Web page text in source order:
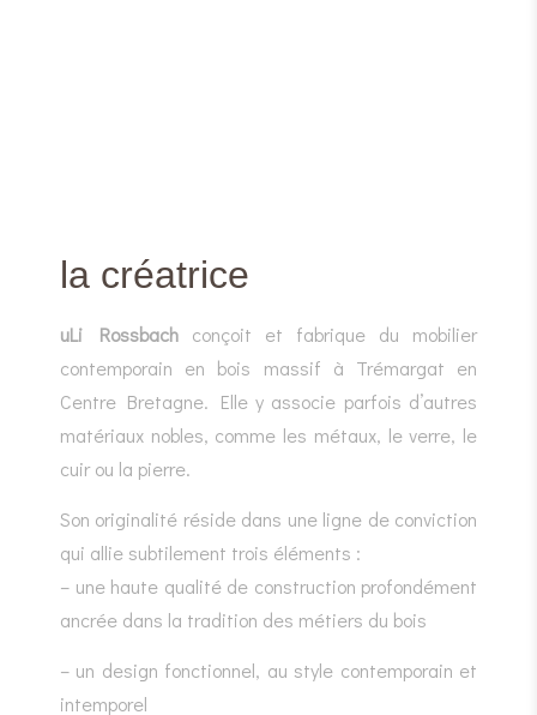
la créatrice
uLi Rossbach conçoit et fabrique du mobilier
contemporain en bois massif à Trémargat en
Centre Bretagne. Elle y associe parfois d’autres
matériaux nobles, comme les métaux, le verre, le
cuir ou la pierre.
Son originalité réside dans une ligne de conviction
qui allie subtilement trois éléments :
– une haute qualité de construction profondément
ancrée dans la tradition des métiers du bois
– un design fonctionnel, au style contemporain et
intemporel